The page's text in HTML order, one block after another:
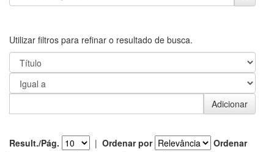
Utilizar filtros para refinar o resultado de busca.
Result./Pág. | Ordenar por
Ordenar